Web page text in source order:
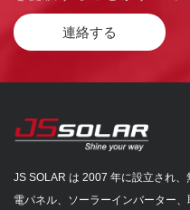
連絡する
JS SOLAR は 2007 年に設立され
電パネル、ソーラーインバーター